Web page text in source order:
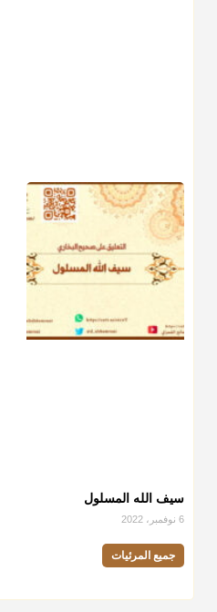
سيف الله المسلول
6 نوفمبر، 2022
جميع المرئيات